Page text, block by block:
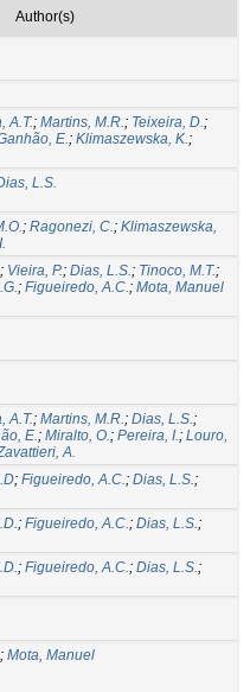
Author(s)
A.T.; Martins, M.R.; Teixeira, D.;
E.; Klimaszewska, K.;
L.S.
; Ragonezi, C.; Klimaszewska,
; Vieira, P.; Dias, L.S.; Tinoco, M.T.;
; Figueiredo, A.C.; Mota, Manuel
A.T.; Martins, M.R.; Dias, L.S.;
E.; Miralto, O.; Pereira, I.; Louro,
A.
; Figueiredo, A.C.; Dias, L.S.;
; Figueiredo, A.C.; Dias, L.S.;
; Figueiredo, A.C.; Dias, L.S.;
; Mota, Manuel